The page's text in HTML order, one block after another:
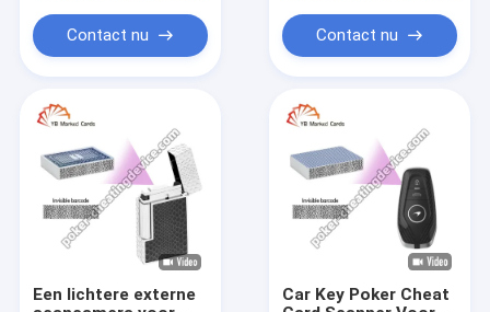
Ongeveer ons
Fabrieksreis
Contact nu Contact nu
Een lichtere externe
Car Key Poker Cheat